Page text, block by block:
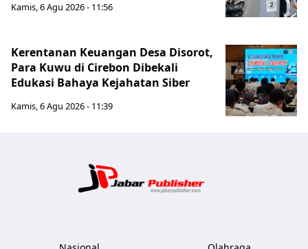
Kamis, 6 Agu 2026 - 11:56
Kerentanan Keuangan Desa Disorot,
Para Kuwu di Cirebon Dibekali
Edukasi Bahaya Kejahatan Siber
Kamis, 6 Agu 2026 - 11:39